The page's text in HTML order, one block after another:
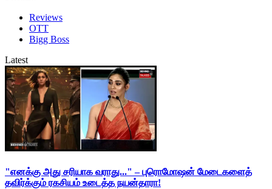
Reviews
OTT
Bigg Boss
Latest
"எனக்கு அது சரியாக வராது..." – புரொமோஷன் மேடைகளைத்
தவிர்க்கும் ரகசியம் உடைத்த நயன்தாரா!